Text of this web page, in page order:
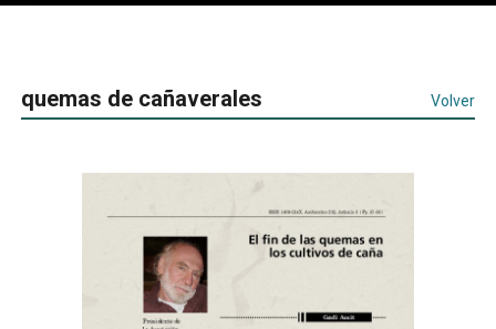
quemas de cañaverales Volver